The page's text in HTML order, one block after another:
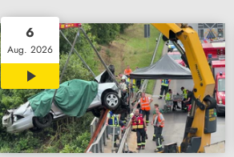
6
Aug. 2026
01:45